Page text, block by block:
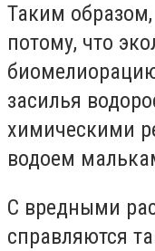
Таким
потому, что
засилья
химическими
водоем
С вредными
справляются